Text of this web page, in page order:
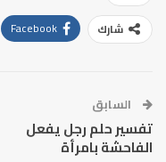
شارك Facebook
السابق
تفسير حلم رجل يفعل
الفاحشة بامرأة